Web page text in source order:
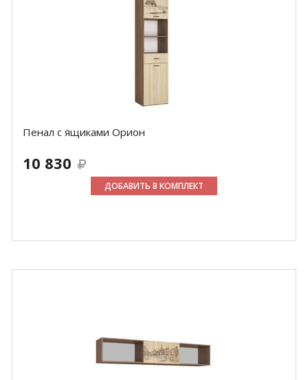
Пенал с ящиками Орион
10 830
ДОБАВИТЬ В КОМПЛЕКТ